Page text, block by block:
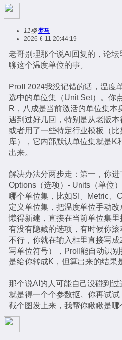
11楼 梦马
2026-6-11 20:44:19
老哥别理那个说AI回复的，论
聊这个温度单位的事。
ProII 2024我没记错的话，温度
选中的单位集（Unit Set）。你
R，八成是当前激活的单位集本
遇到过好几回，特别是从老版本
或者用了一些特定行业模板（
库），它内部默认单位集就是K
出来。
解决办法分两步走：第一，你进
Options（选项）- Units（单位
哪个单位集，比如SI、Metric、
定义单位集，把温度单位手动
懒得新建，直接在当前单位集
有没有隐藏的选项，有时候你
不行，你就在输入框里直接写
写单位符号），ProII能自动识
是给你转成K，但算出来的结果
那个说AI的人可能自己没碰到
就是得一个个参数抠。你再试
截个图发上来，我帮你瞅瞅是哪